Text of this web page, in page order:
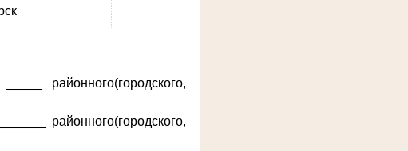
районного(городского,
районного(городского,